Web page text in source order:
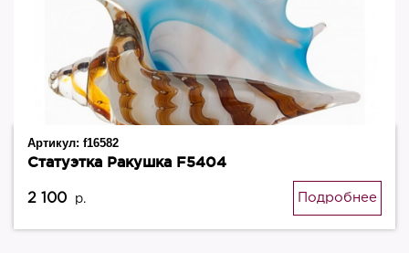
Артикул: f16582
Статуэтка Ракушка F5404
2 100 р. Подробнее